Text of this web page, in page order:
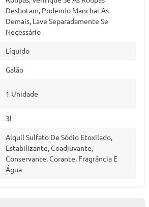
Desbotam, Podendo Manchar As
Demais, Lave Separadamente Se
Necessário
Líquido
Galão
1 Unidade
3l
Alquil Sulfato De Sódio Etoxilado,
Estabilizante, Coadjuvante,
Conservante, Corante, Fragrância E
Água